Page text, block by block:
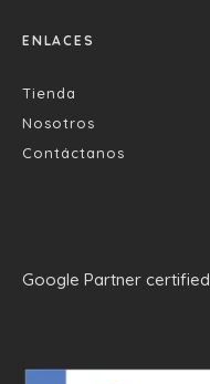
ENLACES
Tienda
Nosotros
Contáctanos
Google Partner certified